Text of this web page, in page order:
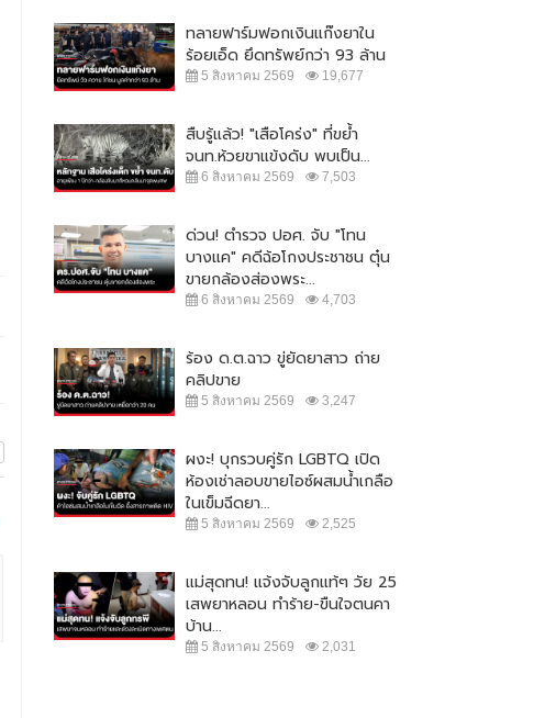
ศึก ปชป.-ภูมิใจไทย ยังไม่จบ !! ซัดกัน
นัวปม ร่าง พรบ.กัญชา
25 กันยายน 2565 11,137
"จตุพร" ปลุกมวลชน ออกมาชุมนุม
ใหญ่ 23 ส.ค. เคานต์ดาวน์ ไล่...
ทลายฟาร์มฟอกเงินแก๊งยาใน
ร้อยเอ็ด ยึดทรัพย์กว่า 93 ล้าน
5 สิงหาคม 2569 19,677
สืบรู้แล้ว! "เสือโคร่ง" ที่ขย้ำ
จนท.ห้วยขาแข้งดับ พบเป็น...
6 สิงหาคม 2569 7,503
ด่วน! ตำรวจ ปอศ. จับ "โทน
บางแค" คดีฉ้อโกงประชาชน ตุ๋น
ขายกล้องส่องพระ...
6 สิงหาคม 2569 4,703
ร้อง ด.ต.ฉาว ขู่ยัดยาสาว ถ่าย
คลิปขาย
5 สิงหาคม 2569 3,247
ผงะ! บุกรวบคู่รัก LGBTQ เปิด
ห้องเช่าลอบขายไอซ์ผสมน้ำเกลือ
ในเข็มฉีดยา...
5 สิงหาคม 2569 2,525
แม่สุดทน! แจ้งจับลูกแท้ๆ วัย 25
เสพยาหลอน ทำร้าย-ขืนใจตนคา
บ้าน...
5 สิงหาคม 2569 2,031